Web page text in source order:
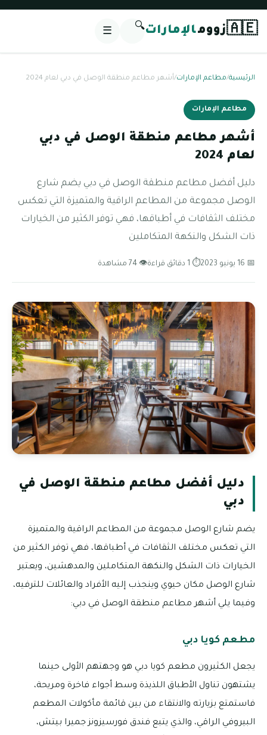
🇦🇪زوومالإمارات🔍
☰
الرئيسية/مطاعم الإمارات/أشهر مطاعم منطقة الوصل في دبي لعام 2024
مطاعم الإمارات
أشهر مطاعم منطقة الوصل في دبي
لعام 2024
دليل أفضل مطاعم منطقة الوصل في دبي يضم شارع
الوصل مجموعة من المطاعم الراقية والمتميزة التي تعكس
مختلف الثقافات في أطباقها، فهي توفر الكثير من الخيارات
ذات الشكل والنكهة المتكاملين
📅 16 يونيو 2023 ⏱ 1 دقائق قراءة 👁 74 مشاهدة
دليل أفضل مطاعم منطقة الوصل في
دبي
يضم شارع الوصل مجموعة من المطاعم الراقية والمتميزة
التي تعكس مختلف الثقافات في أطباقها، فهي توفر الكثير من
الخيارات ذات الشكل والنكهة المتكاملين والمدهشين، ويعتبر
شارع الوصل مكان حيوي وينجذب إليه الأفراد والعائلات للترفيه،
وفيما يلي أشهر مطاعم منطقة الوصل في دبي:
مطعم كويا دبي
يجعل الكثيرون مطعم كويا دبي هو وجهتهم الأولى حينما
يشتهون تناول الأطباق اللذيذة وسط أجواء فاخرة ومريحة،
فاستمتع بزيارته والانتقاء من بين قائمة مأكولات المطعم
البيروفي الراقي، والذي يتبع فندق فورسيزونز جميرا بيتش،